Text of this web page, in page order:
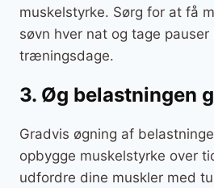
muskelstyrke. Sørg for at få
søvn hver nat og tage pauser
træningsdage.
3. Øg belastningen
Gradvis øgning af
opbygge muskelstyrke over
udfordre dine muskler med